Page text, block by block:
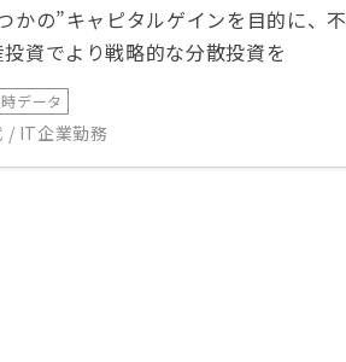
かの”キャピタルゲインを目的に、不
資でより戦略的な分散投資を
データ
/ IT企業勤務